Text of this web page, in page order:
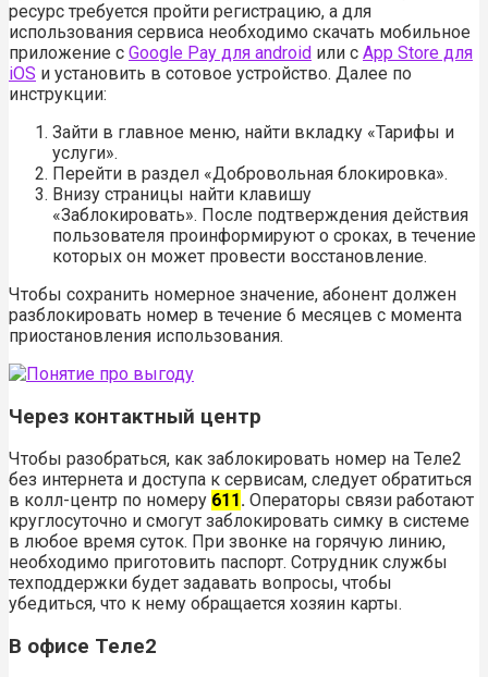
ресурс требуется пройти регистрацию, а для
использования сервиса необходимо скачать мобильное
приложение с Google Pay для android или с App Store для
iOS и установить в сотовое устройство. Далее по
инструкции:
Зайти в главное меню, найти вкладку «Тарифы и
услуги».
Перейти в раздел «Добровольная блокировка».
Внизу страницы найти клавишу
«Заблокировать». После подтверждения действия
пользователя проинформируют о сроках, в течение
которых он может провести восстановление.
Чтобы сохранить номерное значение, абонент должен
разблокировать номер в течение 6 месяцев с момента
приостановления использования.
Через контактный центр
Чтобы разобраться, как заблокировать номер на Теле2
без интернета и доступа к сервисам, следует обратиться
в колл-центр по номеру 611 . Операторы связи работают
круглосуточно и смогут заблокировать симку в системе
в любое время суток. При звонке на горячую линию,
необходимо приготовить паспорт. Сотрудник службы
техподдержки будет задавать вопросы, чтобы
убедиться, что к нему обращается хозяин карты.
В офисе Теле2